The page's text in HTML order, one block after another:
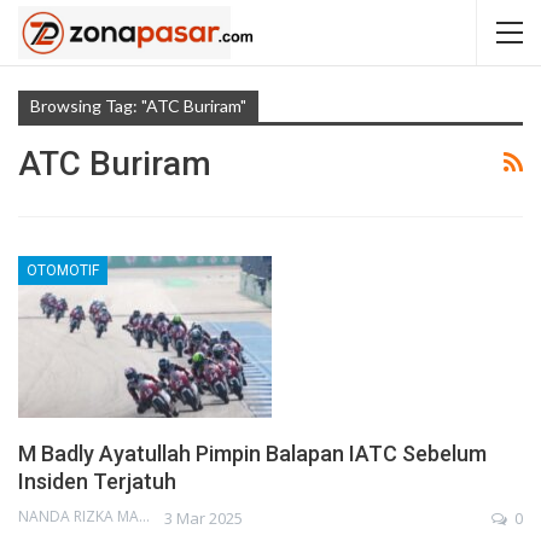
Browsing Tag: "ATC Buriram"
ATC Buriram
OTOMOTIF
M Badly Ayatullah Pimpin Balapan IATC Sebelum
Insiden Terjatuh
NANDA RIZKA MAHENDRA 3 Mar 2025 0